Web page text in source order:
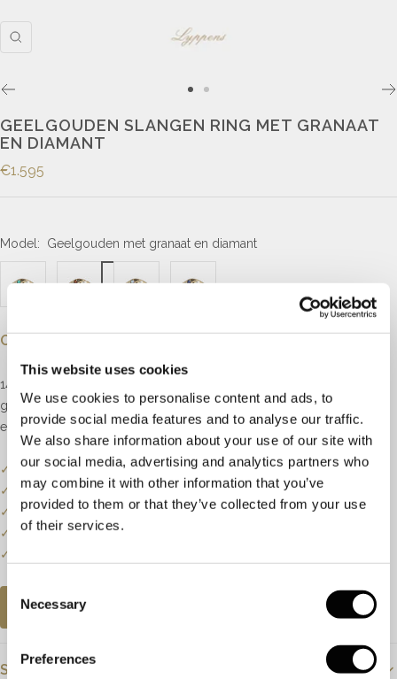
This website uses cookies
We use cookies to personalise content and ads, to
provide social media features and to analyse our traffic.
We also share information about your use of our site with
our social media, advertising and analytics partners who
may combine it with other information that you’ve
provided to them or that they’ve collected from your use
of their services.
Consent
Selection
Necessary
Preferences
GEELGOUDEN SLANGEN RING MET GRANAAT
EN DIAMANT
€1.595
Model: Geelgouden met granaat en diamant
Omschrijving
14kt geelgouden ring in een vorm van een dubbelkoppige slang
gezet met rond geslepen granaat en briljant geslepen diamant met
een totaalgewicht van 0.04ct, kleur H, zuiverheid SI.
✓
Onze website dient als online etalage.
✓
Bel of mail ons voor de actuele voorraadstatus.
✓
Prijzen kunnen onderhevig zijn aan veranderingen.
✓
Een klein deel van onze collectie staat online.
✓
AFSPRAAK PLANNEN
Specificaties